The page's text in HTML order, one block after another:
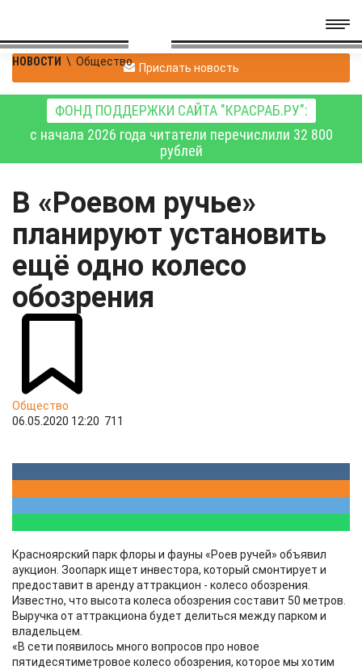
НОВОСТИ \ Общество Прислать новость
ФОНД ПОДДЕРЖКИ САЙТА "КРАСРАБ.РУ":
с начала 2026 года читатели перечислили 32 800
рублей
В «Роевом ручье»
планируют установить
ещё одно колесо
обозрения
Общество
06.05.2020 12:20 711
Красноярский парк флоры и фауны «Роев ручей» объявил
аукцион. Зоопарк ищет инвестора, который смонтирует и
предоставит в аренду аттракцион - колесо обозрения.
Известно, что высота колеса обозрения составит 50 метров.
Выручка от аттракциона будет делиться между парком и
владельцем.
«В сети появилось много вопросов про новое
пятидесятиметровое колесо обозрения, которое мы хотим